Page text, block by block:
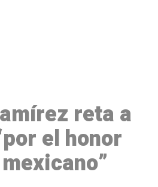
reta a
el honor